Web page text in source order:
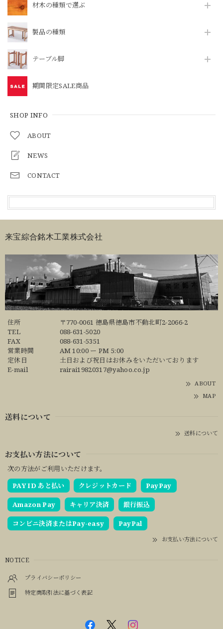
材木の種類で選ぶ
製品の種類
テーブル脚
期間限定SALE商品
SHOP INFO
ABOUT
NEWS
CONTACT
来宝綜合銘木工業株式会社
住所
〒770-0061 徳島県徳島市不動北町2-2066-2
TEL
088-631-5020
FAX
088-631-5351
営業時間
AM 10:00 ー PM 5:00
定休日
土日および祝日はお休みをいただいております
E-mail
rairai19820317@yahoo.co.jp
ABOUT
MAP
送料について
送料について
お支払い方法について
次の方法がご利用いただけます。
PAY ID あと払い
クレジットカード PayPay
Amazon Pay キャリア決済 銀行振込
コンビニ決済またはPay-easy PayPal
お支払い方法について
NOTICE
プライバシーポリシー
特定商取引法に基づく表記